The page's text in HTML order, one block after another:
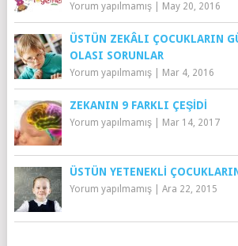
Yorum yapılmamış| May 20, 2016
ÜSTÜN ZEKÂLI ÇOCUKLARIN
OLASI SORUNLAR
Yorum yapılmamış| Mar 4, 2016
ZEKANIN 9 FARKLI ÇEŞIDI
Yorum yapılmamış| Mar 14, 2017
ÜSTÜN YETENEKLI
Yorum yapılmamış| Ara 22, 2015